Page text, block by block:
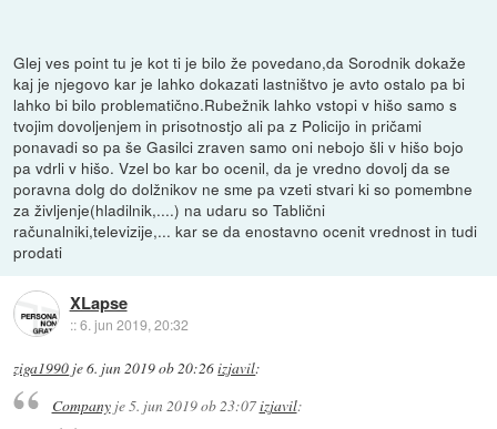
Glej ves point tu je kot ti je bilo že povedano,da Sorodnik dokaže
kaj je njegovo kar je lahko dokazati lastništvo je avto ostalo pa bi
lahko bi bilo problematično.Rubežnik lahko vstopi v hišo samo s
tvojim dovoljenjem in prisotnostjo ali pa z Policijo in pričami
ponavadi so pa še Gasilci zraven samo oni nebojo šli v hišo bojo
pa vdrli v hišo. Vzel bo kar bo ocenil, da je vredno dovolj da se
poravna dolg do dolžnikov ne sme pa vzeti stvari ki so pomembne
za življenje(hladilnik,....) na udaru so Tablični
računalniki,televizije,... kar se da enostavno ocenit vrednost in tudi
prodati
XLapse
::6. jun 2019, 20:32
ziga1990 je6. jun 2019 ob 20:26izjavil:
Companyje5. jun 2019 ob 23:07izjavil: